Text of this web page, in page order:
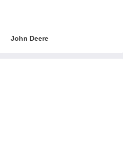
John Deere